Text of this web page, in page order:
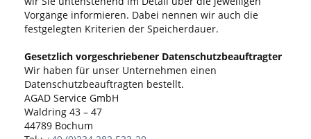
Vorgänge informieren. Dabei nennen wir auch die
festgelegten Kriterien der Speicherdauer.
Gesetzlich vorgeschriebener Datenschutzbeauftragter
Wir haben für unser Unternehmen einen
Datenschutzbeauftragten bestellt.
AGAD Service GmbH
Waldring 43 – 47
44789 Bochum